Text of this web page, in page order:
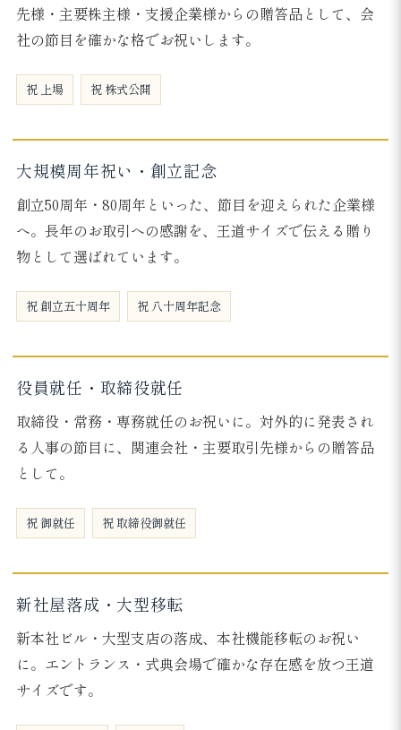
先様・主要株主様・支援企業様からの贈答品として、会
社の節目を確かな格でお祝いします。
祝 上場 祝 株式公開
大規模周年祝い・創立記念
創立50周年・80周年といった、節目を迎えられた企業様
へ。長年のお取引への感謝を、王道サイズで伝える贈り
物として選ばれています。
祝 創立五十周年 祝 八十周年記念
役員就任・取締役就任
取締役・常務・専務就任のお祝いに。対外的に発表され
る人事の節目に、関連会社・主要取引先様からの贈答品
として。
祝 御就任 祝 取締役御就任
新社屋落成・大型移転
新本社ビル・大型支店の落成、本社機能移転のお祝い
に。エントランス・式典会場で確かな存在感を放つ王道
サイズです。